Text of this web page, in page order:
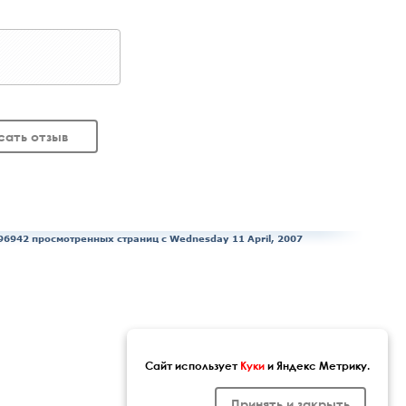
отзыв
просмотренных страниц c Wednesday 11 April, 2007
Сайт используетКукии Яндекс Метрику.